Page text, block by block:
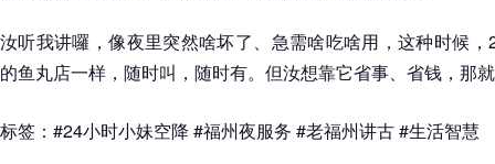
汝听我讲囉，像夜里突然啥坏了、急需啥吃啥用，这种时候
的鱼丸店一样，随时叫，随时有。但汝想靠它省事、省钱，那
标签：#24小时小妹空降 #福州夜服务 #老福州讲古 #生活智慧